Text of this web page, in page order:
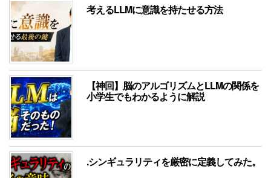
考えるLLMに意識を持たせる方法
【神回】脳のアルゴリズムとLLMの関係を
小学生でもわかるように解説
.シンギュラリティを厳密に定義してみた。